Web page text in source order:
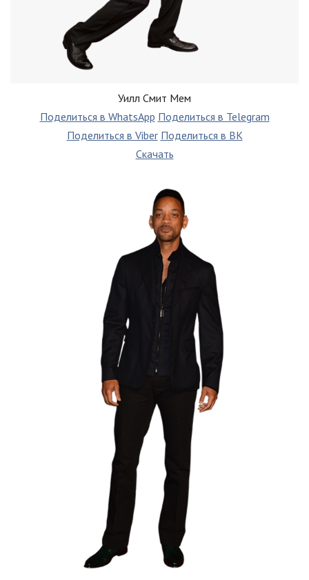
Уилл Смит Мем
Поделиться в WhatsApp Поделиться в Telegram
Поделиться в Viber Поделиться в ВК
Скачать